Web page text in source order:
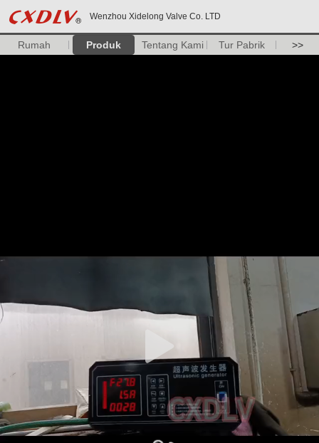
Wenzhou Xidelong Valve Co. LTD
Rumah Produk Tentang Kami Tur Pabrik >>